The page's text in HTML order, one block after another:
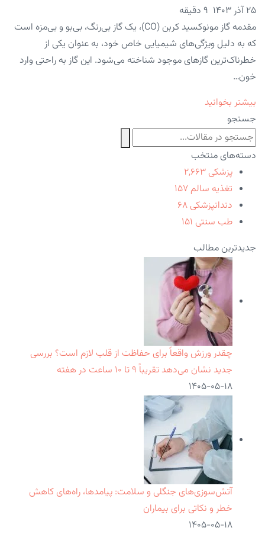
۲۵ آذر ۱۴۰۳
مقدمه گاز مونوکسید کربن (CO)، یک گاز بی‌رنگ، بی‌بو و بی‌مزه است
که به دلیل ویژگی‌های شیمیایی خاص خود، به عنوان یکی از
خطرناک‌ترین گازهای موجود شناخته می‌شود. این گاز به راحتی وارد
خون…
بیشتر بخوانید
جستجو
دسته‌های منتخب
پزشکی ۲,۶۶۳
تغذیه سالم ۱۵۷
دندانپزشکی ۶۸
طب سنتی ۱۵۱
جدیدترین مطالب
چقدر ورزش واقعاً برای حفاظت از قلب لازم است؟ بررسی
جدید نشان می‌دهد تقریباً ۹ تا ۱۰ ساعت در هفته
۱۴۰۵-۰۵-۱۸
آتش‌سوزی‌های جنگلی و سلامت: پیامدها، راه‌های کاهش
خطر و نکاتی برای بیماران
۱۴۰۵-۰۵-۱۸